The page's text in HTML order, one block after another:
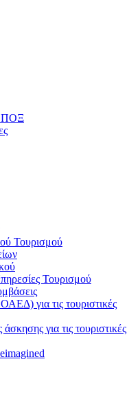
ΠΟΞ
Τουρισμού
Τουρισμού
για τις τουριστικές
για τις τουριστικές